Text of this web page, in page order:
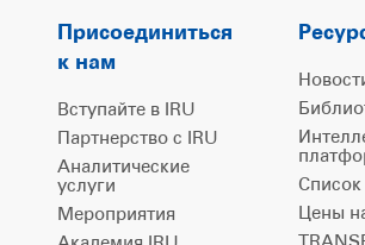
Присоединиться
к нам
Вступайте в IRU
Партнерство с IRU
Аналитические
услуги
Мероприятия
Список
Цены